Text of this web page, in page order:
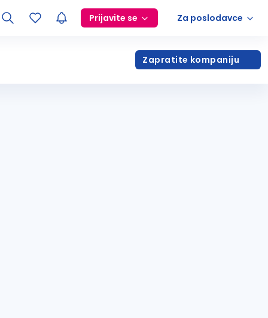
Prijavite se Za poslodavce
Zapratite kompaniju